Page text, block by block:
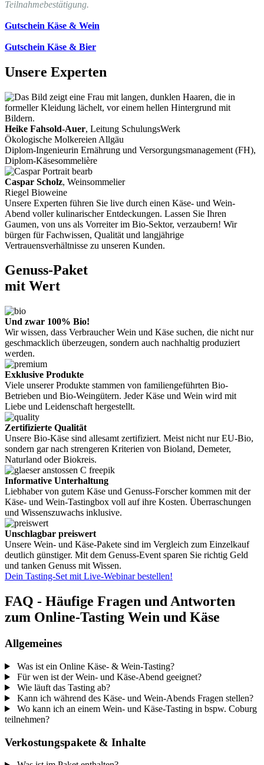
Teilnahmebestätigung.
Gutschein Käse & Wein
Gutschein Käse & Bier
Unsere Experten
Heike Fahsold-Auer, Leitung SchulungsWerk
Ökologische Molkereien Allgäu
Diplom-Ingenieurin Ernährung und Versorgungsmanagement (FH),
Diplom-Käsesommelière
Caspar Scholz, Weinsommelier
Riegel Bioweine
Unsere Experten führen Sie live durch einen Käse- und Wein-
Abend voller kulinarischer Entdeckungen. Lassen Sie Ihren
Gaumen, von uns als Vorreiter im Bio-Sektor, verzaubern! Wir
bürgen für Fachwissen, Qualität und langjährige
Vertrauensverhältnisse zu unseren Kunden.
Genuss-Paket
mit Wert
Und zwar 100% Bio!
Wir wissen, dass Verbraucher Wein und Käse suchen, die nicht nur
geschmacklich überzeugen, sondern auch nachhaltig produziert
werden.
Exklusive Produkte
Viele unserer Produkte stammen von familiengeführten Bio-
Betrieben und Bio-Weingütern. Jeder Käse und Wein wird mit
Liebe und Leidenschaft hergestellt.
Zertifizierte Qualität
Unsere Bio-Käse sind allesamt zertifiziert. Meist nicht nur EU-Bio,
sondern gar nach strengeren Kriterien von Bioland, Demeter,
Naturland oder Biokreis.
Informative Unterhaltung
Liebhaber von gutem Käse und Genuss-Forscher kommen mit der
Käse- und Wein-Tastingbox voll auf ihre Kosten. Überraschungen
und Wissenszuwachs inklusive.
Unschlagbar preiswert
Unsere Wein- und Käse-Pakete sind im Vergleich zum Einzelkauf
deutlich günstiger. Mit dem Genuss-Event sparen Sie richtig Geld
und tanken Genuss mit Wissen.
Dein Tasting-Set mit Live-Webinar bestellen!
FAQ - Häufige Fragen und Antworten
zum Online-Tasting Wein und Käse
Allgemeines
Was ist ein Online Käse- & Wein-Tasting?
Für wen ist der Wein- und Käse-Abend geeignet?
Wie läuft das Tasting ab?
Kann ich während des Käse- und Wein-Abends Fragen stellen?
Wo kann ich an einem Wein- und Käse-Tasting in bspw. Coburg
teilnehmen?
Verkostungspakete & Inhalte